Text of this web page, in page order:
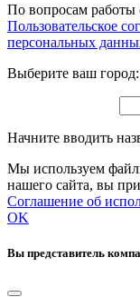
По вопросам работы
Пользовательское
персональных
Выберите ваш город:
Начните вводить
Мы используем
нашего сайта, вы
Соглашение об
OK
Вы представитель